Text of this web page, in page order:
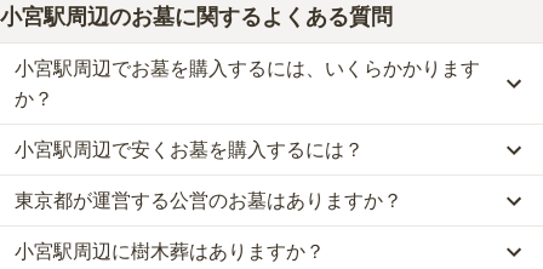
小宮駅周辺のお墓に関するよくある質問
小宮駅周辺でお墓を購入するには、いくらかかります
か？
小宮駅周辺での購入費用の目安は、一般墓が約249万円、樹木葬が
約72万円、永代供養墓が約38万円です。
一般墓を建てる場合は、「永代使用料（土地代）」と「墓石代」の
2つが主な費用となります。
小宮駅周辺の一般墓の永代使用料の平均は
東京
小宮駅周辺で安くお墓を購入するには？
小宮駅周辺で一番安価なお墓は、東京ゆりが丘苑 の
で、
10万円からお求めいただけます。
一般的に最も費用を抑えられるのは、他の方のご遺骨と一緒に埋葬
東京都が運営する公営のお墓はありますか？
小宮駅周辺には、東京都が運営する公営の霊園が
小宮駅周辺に樹木葬はありますか？